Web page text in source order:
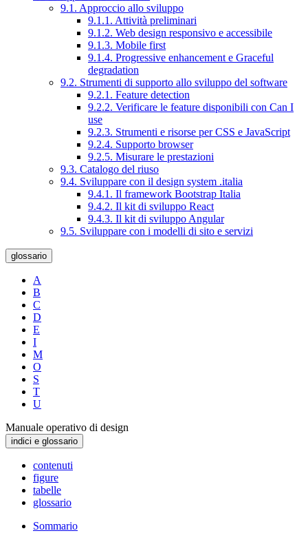
9.1. Approccio allo sviluppo
9.1.1. Attività preliminari
9.1.2. Web design responsivo e accessibile
9.1.3. Mobile first
9.1.4. Progressive enhancement e Graceful
degradation
9.2. Strumenti di supporto allo sviluppo del software
9.2.1. Feature detection
9.2.2. Verificare le feature disponibili con Can I
use
9.2.3. Strumenti e risorse per CSS e JavaScript
9.2.4. Supporto browser
9.2.5. Misurare le prestazioni
9.3. Catalogo del riuso
9.4. Sviluppare con il design system .italia
9.4.1. Il framework Bootstrap Italia
9.4.2. Il kit di sviluppo React
9.4.3. Il kit di sviluppo Angular
9.5. Sviluppare con i modelli di sito e servizi
glossario
A
B
C
D
E
I
M
O
S
T
U
Manuale operativo di design
indici e glossario
contenuti
figure
tabelle
glossario
Sommario